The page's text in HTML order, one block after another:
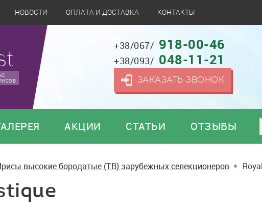
НОВОСТИ ОПЛАТА И ДОСТАВКА КОНТАКТЫ
+38/067/ 918-00-46
+38/093/ 048-11-21
ЗАКАЗАТЬ ЗВОНОК
АКЦИИ СТАТЬИ ОТЗЫВЫ
высокие бородатые (TB) зарубежных селекционеров